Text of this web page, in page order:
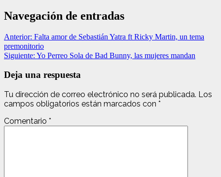
Navegación de entradas
Anterior: Falta amor de Sebastián Yatra ft Ricky Martin, un tema
premonitorio
Siguiente: Yo Perreo Sola de Bad Bunny, las mujeres mandan
Deja una respuesta
Tu dirección de correo electrónico no será publicada. Los
campos obligatorios están marcados con *
Comentario *